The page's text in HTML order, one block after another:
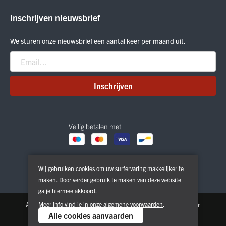
Smartwool
Nitro
Peak Performance
Patagonia
Veilig betalen met
Inschrijven nieuwsbrief
We sturen onze nieuwsbrief een aantal keer per maand uit.
Inschrijven
Algemene voorwaarden Privacy & Cookie Policy Disclaimer
Copyright © 2026. All Rights Reserved | Powered by
Wij gebruiken cookies om uw surfervaring makkelijker te
maken. Door verder gebruik te maken van deze website
ga je hiermee akkoord.
Meer info vind je in onze algemene voorwaarden.
Alle cookies aanvaarden